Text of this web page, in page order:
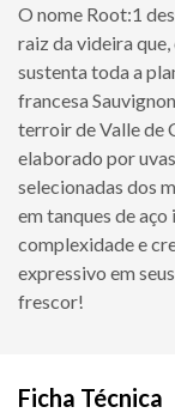
O nome Root:1
raiz da videira
sustenta toda a
francesa
terroir de Valle de
elaborado por
selecionadas dos
em tanques de
complexidade e
expressivo em
frescor!
Ficha Técnica